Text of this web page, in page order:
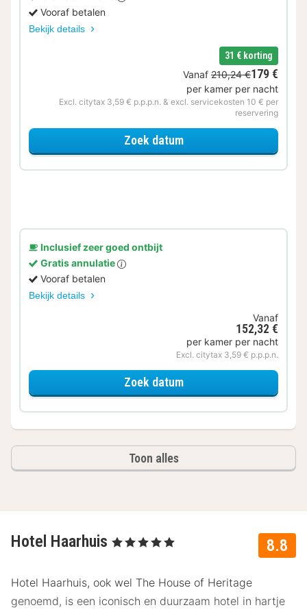
Vooraf betalen
Bekijk details
31 € korting
Vanaf 210,24 €179 €
per kamer per nacht
Excl. citytax 3,59 € p.p.p.n. & excl. servicekosten 10 € per
reservering
Zoek datumvoor Eerder Inchecken
Inclusief zeer goed ontbijt
Gratis annulatie
Vooraf betalen
Bekijk details
Vanaf
152,32 €
per kamer per nacht
Excl. citytax 3,59 € p.p.p.n.
Zoek datumvoor Comfy Double
Toon alles
8.8
Hotel Haarhuis , 5 Sterren
Hotel Haarhuis, ook wel The House of Heritage
genoemd, is een iconisch en duurzaam hotel in hartje